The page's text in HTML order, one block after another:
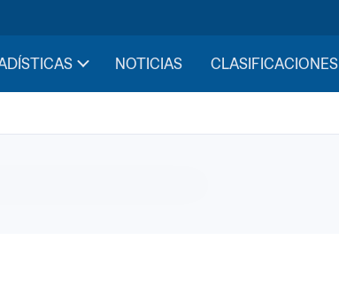
NOTICIAS CLASIFICACIONES
partes vinculadas